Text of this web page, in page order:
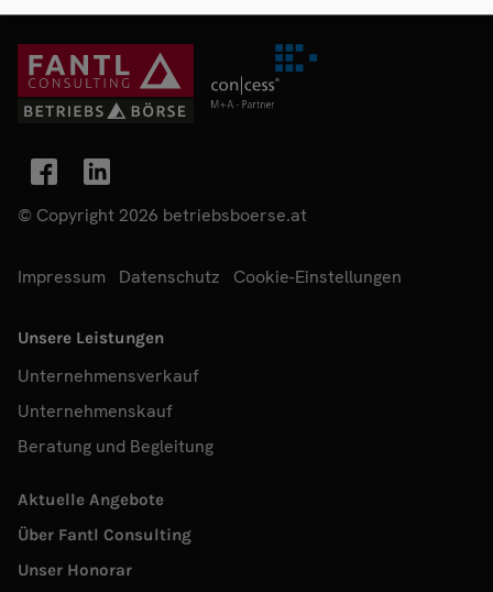
© Copyright 2026 betriebsboerse.at
Impressum Datenschutz Cookie-Einstellungen
Unsere Leistungen
Unternehmensverkauf
Unternehmenskauf
Beratung und Begleitung
Aktuelle Angebote
Über Fantl Consulting
Unser Honorar